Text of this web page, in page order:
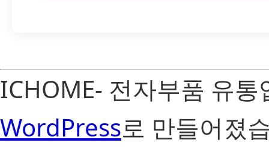
ICHOME- 전자부품 유
WordPress로 만들어졌